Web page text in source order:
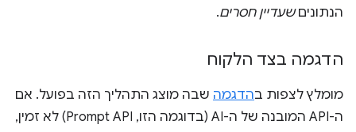
הנתוניםשעדיין חסרים.
הדגמה בצד הלקוח
מומלץ לצפות בהדגמה שבה מוצג התהליך הזה בפועל. אם
ה-API המובנה של ה-AI (בדוגמה הזו, Prompt API) לא זמין,